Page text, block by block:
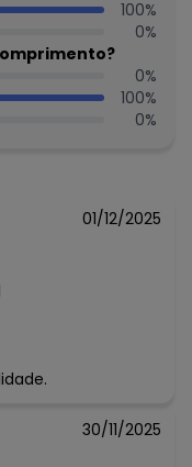
100%
0%
0%
100%
0%
01/12/2025
30/11/2025